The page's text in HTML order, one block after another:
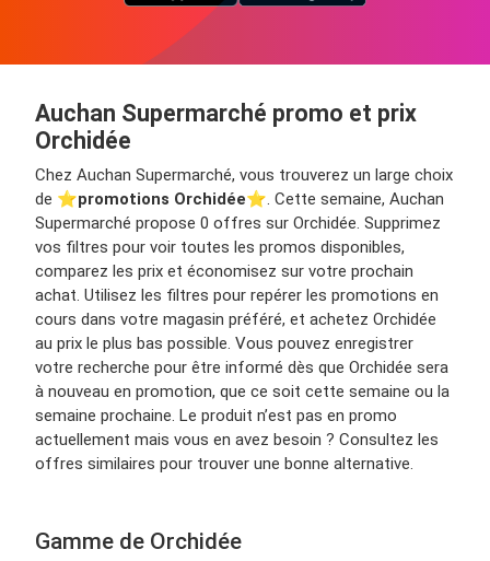
Auchan Supermarché promo et prix
Orchidée
Chez Auchan Supermarché, vous trouverez un large choix
de ⭐️promotions Orchidée⭐️. Cette semaine, Auchan
Supermarché propose 0 offres sur Orchidée. Supprimez
vos filtres pour voir toutes les promos disponibles,
comparez les prix et économisez sur votre prochain
achat. Utilisez les filtres pour repérer les promotions en
cours dans votre magasin préféré, et achetez Orchidée
au prix le plus bas possible. Vous pouvez enregistrer
votre recherche pour être informé dès que Orchidée sera
à nouveau en promotion, que ce soit cette semaine ou la
semaine prochaine. Le produit n’est pas en promo
actuellement mais vous en avez besoin ? Consultez les
offres similaires pour trouver une bonne alternative.
Gamme de Orchidée